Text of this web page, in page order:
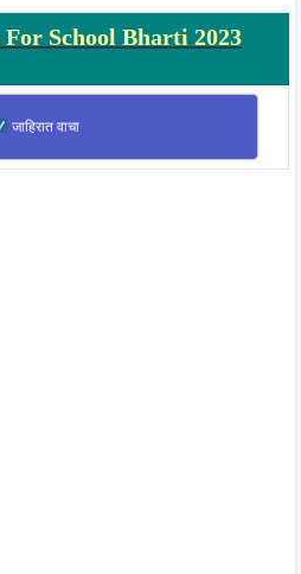
School Bharti 2023
जाहिरात वाचा